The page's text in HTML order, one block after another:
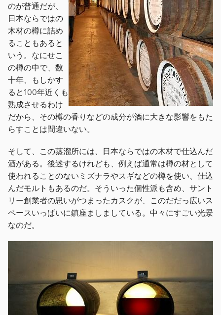
のが普通だが、
日本ならではの
木材の樽に詰め
ることもあると
いう。なにせこ
の樽の中で、数
十年、もしかす
ると100年近くも
熟成させるわけ
だから、その樽の香りなどの成分が酒に大きな影響をもた
らすことは間違いない。
そして、この蒸溜所には、日本ならではの木材で仕込んだ
酒がある。後述するけれども、例えば通常は樽の材として
使われることのないミズナラやスギなどの樽を使い、仕込
んだモルトもあるのだ。そういった個性派も含め、サント
リー創業者の思いがつまったカスクが、このだだっ広いス
ペースいっぱいに鎮座ましましている。中々にすごい光景
なのだ。